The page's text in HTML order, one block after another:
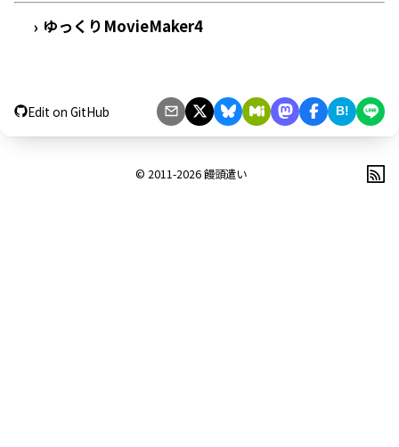
› ゆっくりMovieMaker4
Edit on GitHub B!
© 2011-2026饅頭遣い